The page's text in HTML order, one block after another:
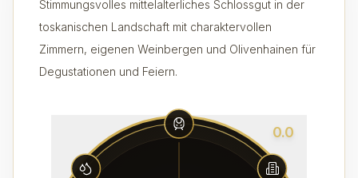
Stimmungsvolles mittelalterliches Schlossgut in der
toskanischen Landschaft mit charaktervollen
Zimmern, eigenen Weinbergen und Olivenhainen für
Degustationen und Feiern.
0.0